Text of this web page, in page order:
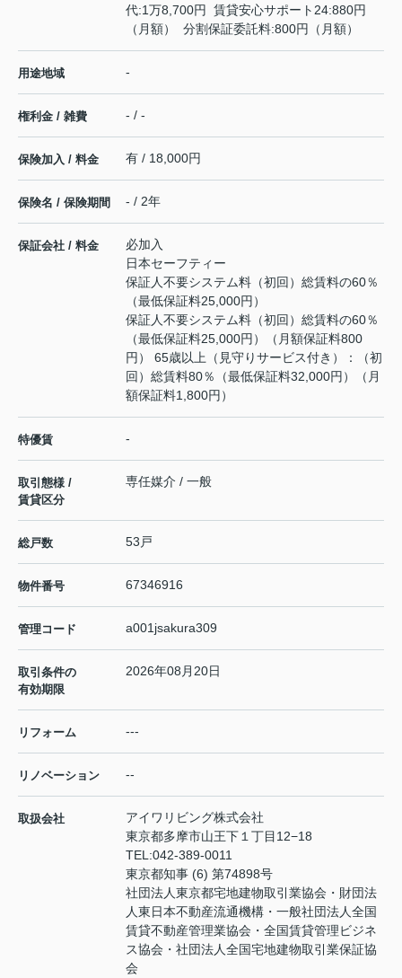
代:1万8,700円 賃貸安心サポート24:880円
（月額） 分割保証委託料:800円（月額）
用途地域 -
権利金 / 雑費 - / -
保険加入 / 料金 有 / 18,000円
保険名 / 保険期間 - / 2年
保証会社 / 料金
必加入
日本セーフティー
保証人不要システム料（初回）総賃料の60％
（最低保証料25,000円）
保証人不要システム料（初回）総賃料の60％
（最低保証料25,000円）（月額保証料800
円） 65歳以上（見守りサービス付き）：（初
回）総賃料80％（最低保証料32,000円）（月
額保証料1,800円）
特優賃 -
取引態様 /
賃貸区分
専任媒介 / 一般
総戸数 53戸
物件番号 67346916
管理コード a001jsakura309
取引条件の
有効期限
2026年08月20日
リフォーム ---
リノベーション --
取扱会社
アイワリビング株式会社
東京都多摩市山王下１丁目12−18
TEL:042-389-0011
東京都知事 (6) 第74898号
社団法人東京都宅地建物取引業協会・財団法
人東日本不動産流通機構・一般社団法人全国
賃貸不動産管理業協会・全国賃貸管理ビジネ
ス協会・社団法人全国宅地建物取引業保証協
会